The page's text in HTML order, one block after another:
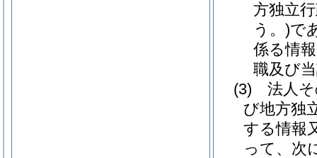
方独立
う。)で
係る情
職及び
(3)
法人
び地方独
する情報
って、次